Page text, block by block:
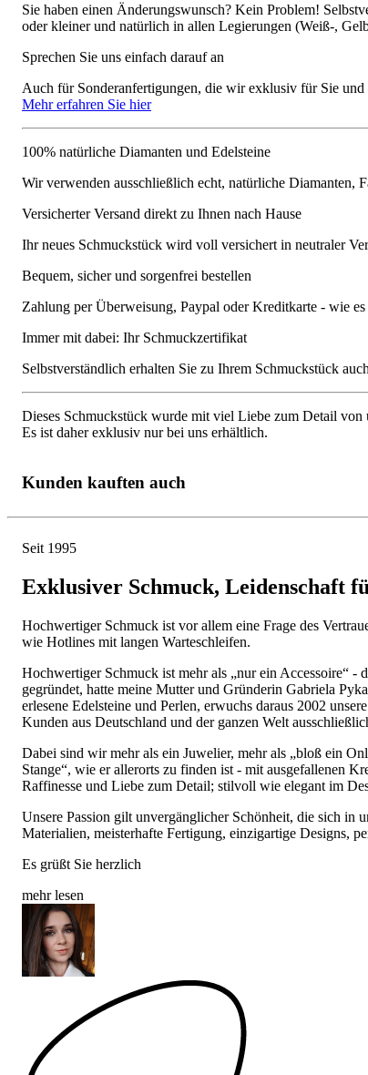
Sie haben einen Änderungswunsch? Kein Problem!
oder kleiner und natürlich in allen Legierungen (Weiß-,
Sprechen Sie uns einfach darauf an
Auch für Sonderanfertigungen, die wir exklusiv für Sie
Mehr erfahren Sie hier
100% natürliche Diamanten und Edelsteine
Wir verwenden ausschließlich echt, natürliche Diamanten,
Versicherter Versand direkt zu Ihnen nach Hause
Ihr neues Schmuckstück wird voll versichert in neutraler
Bequem, sicher und sorgenfrei bestellen
Zahlung per Überweisung, Paypal oder Kreditkarte - wie
Immer mit dabei: Ihr Schmuckzertifikat
Selbstverständlich erhalten Sie zu Ihrem Schmuckstück
Dieses Schmuckstück wurde mit viel Liebe zum Detail von
Es ist daher exklusiv nur bei uns erhältlich.
Kunden kauften auch
Seit 1995
Exklusiver Schmuck, Leidenschaft
Hochwertiger Schmuck ist vor allem eine Frage des
wie Hotlines mit langen Warteschleifen.
Hochwertiger Schmuck ist mehr als „nur ein Accessoire“ -
gegründet, hatte meine Mutter und Gründerin Gabriela
erlesene Edelsteine und Perlen, erwuchs daraus 2002
Kunden aus Deutschland und der ganzen Welt
Dabei sind wir mehr als ein Juwelier, mehr als „bloß ein
Stange“, wie er allerorts zu finden ist - mit ausgefallenen
Raffinesse und Liebe zum Detail; stilvoll wie elegant im
Unsere Passion gilt unvergänglicher Schönheit, die sich in
Materialien, meisterhafte Fertigung, einzigartige Designs,
Es grüßt Sie herzlich
mehr lesen